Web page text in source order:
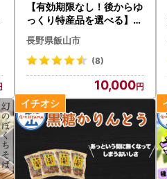
【有効期限なし！後からゆ
っくり特産品を選べる】長
野県飯山市カタログポイン
ト
長野県飯山市
(8)
10,000